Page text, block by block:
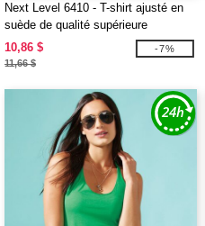
Next Level 6410 - T-shirt ajusté en
suède de qualité supérieure
10,86 $
11,66 $
-7%